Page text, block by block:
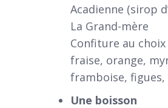
Acadienne (sirop
La Grand-mère
Confiture au
fraise, orange,
framboise,
Une boisson